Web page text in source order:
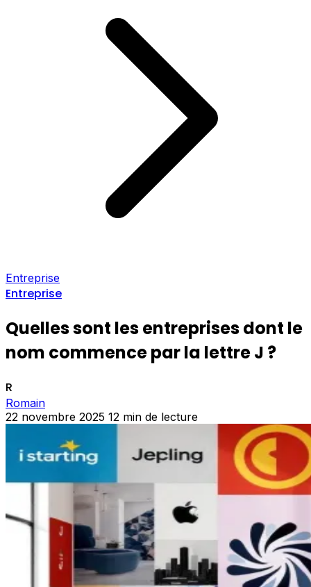
Entreprise
Entreprise
Quelles sont les entreprises dont le
nom commence par la lettre J ?
R
Romain
22 novembre 2025 12 min de lecture